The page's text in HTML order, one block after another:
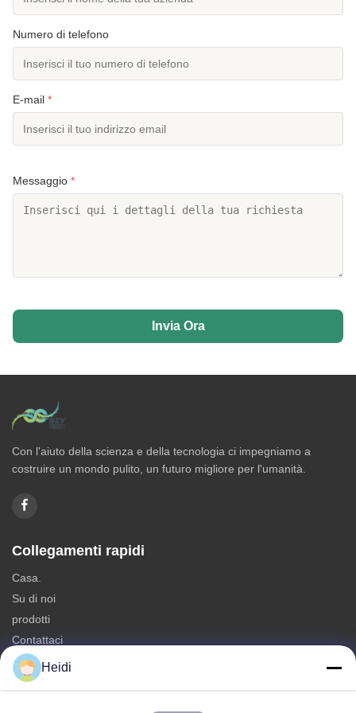
Numero di telefono
E-mail *
Messaggio *
Invia Ora
Con l'aiuto della scienza e della tecnologia ci impegniamo a
costruire un mondo pulito, un futuro migliore per l'umanità.
Collegamenti rapidi
Casa.
Su di noi
prodotti
Contattaci
Categorie
Heidi